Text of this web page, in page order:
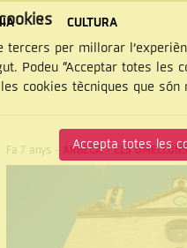
CULTURA
Fa 7 anys - ARBECA-ELS
per millorar
Podeu “Acceptar totes les
cookies tècniques que
Accepta totes les